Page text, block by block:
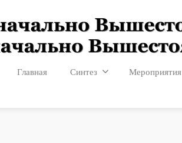
Главная Синтез Мероприятия